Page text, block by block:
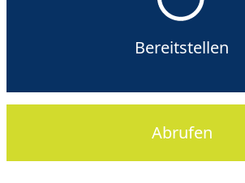
Bereitstellen
Abrufen